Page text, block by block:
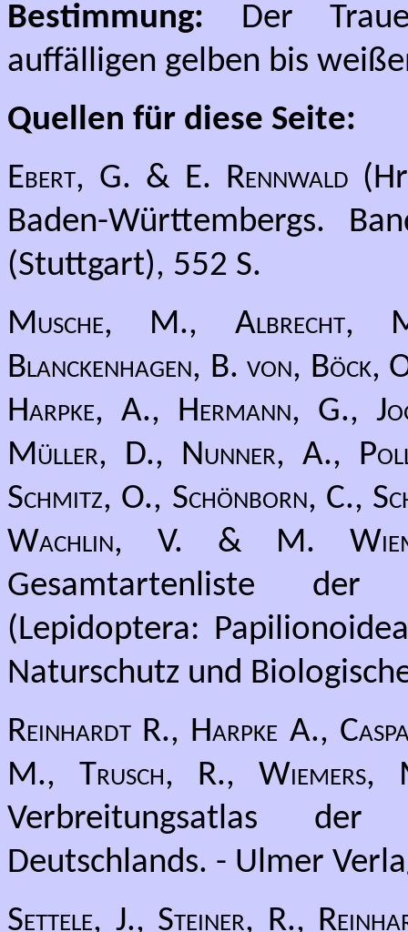
Bestimmung: Der
auffälligen gelben bis
Quellen für diese Seite:
Ebert, G. & E. Rennwald
Baden-Württembergs.
(Stuttgart), 552 S.
Musche, M., Albrecht,
Blanckenhagen, B. von, Böck,
Harpke, A., Hermann, G.,
Müller, D., Nunner, A.,
Schmitz, O., Schönborn, C.,
Wachlin, V. & M.
Gesamtartenliste
(Lepidoptera:
Naturschutz und
Reinhardt R., Harpke A.,
M., Trusch, R.,
Verbreitungsatlas
Deutschlands. - Ulmer
Settele, J., Steiner, R.,